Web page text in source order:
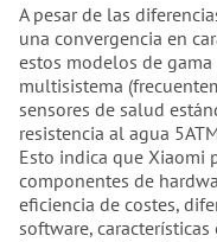
A pesar de las
una convergencia en
estos modelos de gama
multisistema
sensores de salud
resistencia al agua
Esto indica que Xiaomi
componentes de
eficiencia de costes,
software,